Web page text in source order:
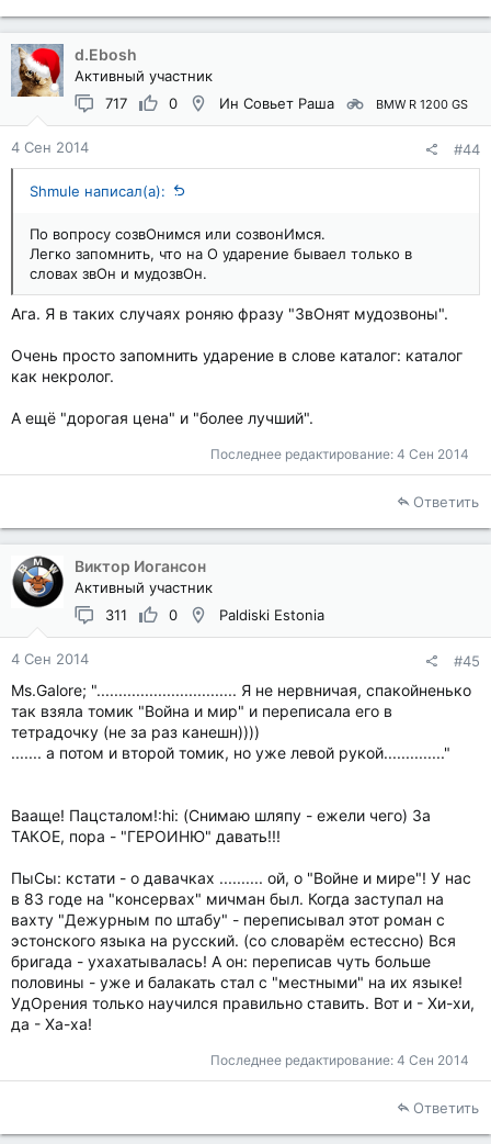
d.Ebosh
Активный участник
717
0 Ин Совьет Раша BMW R 1200 GS
4 Сен 2014 #44
Shmule написал(а):
По вопросу созвОнимся или созвонИмся.
Легко запомнить, что на О ударение бываел только в
словах звОн и мудозвОн.
Ага. Я в таких случаях роняю фразу "ЗвОнят мудозвоны".
Очень просто запомнить ударение в слове каталог: каталог
как некролог.
А ещё "дорогая цена" и "более лучший".
Последнее редактирование: 4 Сен 2014
Ответить
Виктор Иогансон
Активный участник
311
0 Paldiski Estonia
4 Сен 2014 #45
Ms.Galore; "................................ Я не нервничая, спакойненько
так взяла томик "Война и мир" и переписала его в
тетрадочку (не за раз канешн))))
....... а потом и второй томик, но уже левой рукой.............."
Вааще! Пацсталом!:hi: (Снимаю шляпу - ежели чего) За
ТАКОЕ, пора - "ГЕРОИНЮ" давать!!!
ПыСы: кстати - о давачках .......... ой, о "Войне и мире"! У нас
в 83 годе на "консервах" мичман был. Когда заступал на
вахту "Дежурным по штабу" - переписывал этот роман с
эстонского языка на русский. (со словарём естессно) Вся
бригада - ухахатывалась! А он: переписав чуть больше
половины - уже и балакать стал с "местными" на их языке!
УдОрения только научился правильно ставить. Вот и - Хи-хи,
да - Ха-ха!
Последнее редактирование: 4 Сен 2014
Ответить